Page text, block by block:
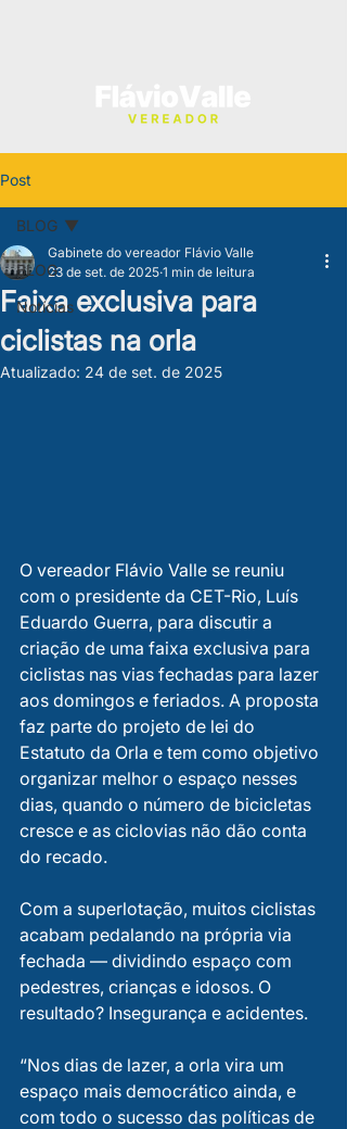
Post
BLOG
Notícias
BLOG
Faixa exclusiva para
ciclistas na orla
Gabinete do vereador Flávio Valle
23 de set. de 2025 1 min de leitura
Atualizado: 24 de set. de 2025
O vereador Flávio Valle se reuniu
com o presidente da CET-Rio, Luís
Eduardo Guerra, para discutir a
criação de uma faixa exclusiva para
ciclistas nas vias fechadas para lazer
aos domingos e feriados. A proposta
faz parte do projeto de lei do
Estatuto da Orla e tem como objetivo
organizar melhor o espaço nesses
dias, quando o número de bicicletas
cresce e as ciclovias não dão conta
do recado.
Com a superlotação, muitos ciclistas
acabam pedalando na própria via
fechada — dividindo espaço com
pedestres, crianças e idosos. O
resultado? Insegurança e acidentes.
“Nos dias de lazer, a orla vira um
espaço mais democrático ainda, e
com todo o sucesso das políticas de